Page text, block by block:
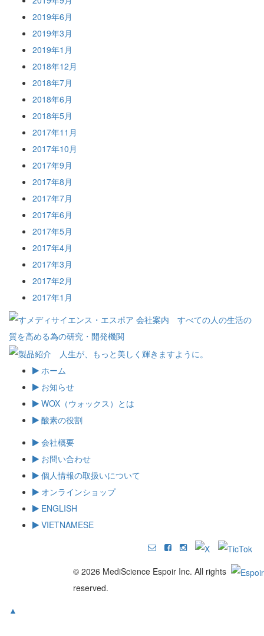
2019年6月
2019年3月
2019年1月
2018年12月
2018年7月
2018年6月
2018年5月
2017年11月
2017年10月
2017年9月
2017年8月
2017年7月
2017年6月
2017年5月
2017年4月
2017年3月
2017年2月
2017年1月
ホーム
お知らせ
WOX（ウォックス）とは
酸素の役割
会社概要
お問い合わせ
個人情報の取扱いについて
オンラインショップ
ENGLISH
VIETNAMESE
© 2026 MediScience Espoir Inc. All rights
reserved.
▲